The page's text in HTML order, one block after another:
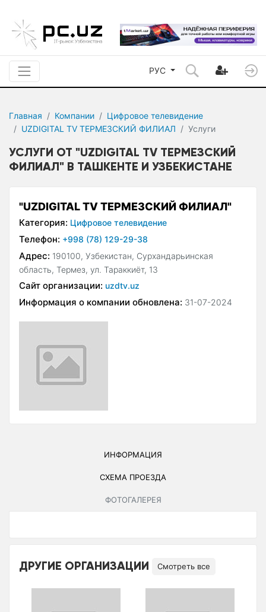
РУС
Главная Компании
Цифровое телевидение
UZDIGITAL TV ТЕРМЕЗСКИЙ ФИЛИАЛ
Услуги
УСЛУГИ ОТ "UZDIGITAL TV ТЕРМЕЗСКИЙ
ФИЛИАЛ" В ТАШКЕНТЕ И УЗБЕКИСТАНЕ
"UZDIGITAL TV ТЕРМЕЗСКИЙ ФИЛИАЛ"
Категория: Цифровое телевидение
Телефон: +998 (78) 129-29-38
Адрес: 190100, Узбекистан, Сурхандарьинская
область, Термез, ул. Тараккиёт, 13
Сайт организации: uzdtv.uz
Информация о компании обновлена: 31-07-2024
ИНФОРМАЦИЯ
СХЕМА ПРОЕЗДА
ФОТОГАЛЕРЕЯ
ДРУГИЕ ОРГАНИЗАЦИИ Смотреть все